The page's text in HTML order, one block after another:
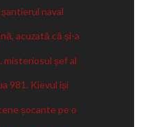
naval
acuzată că și-a
misteriosul șef al
981. Kievul își
șocante pe o